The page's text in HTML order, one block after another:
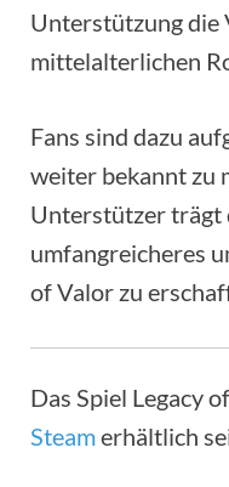
Unterstützung die
mittelalterlichen
Fans sind dazu
weiter bekannt zu
Unterstützer trägt
umfangreicheres
of Valor zu
Das Spiel Legacy
Steamerhältlich